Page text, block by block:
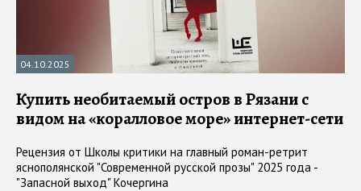
04.10.2025
Купить необитаемый остров в Рязани с
видом на «коралловое море» интернет-сети
Рецензия от Школы критики на главный роман-ретрит
яснополянской "Современной русской прозы" 2025 года -
"Запасной выход" Кочергина